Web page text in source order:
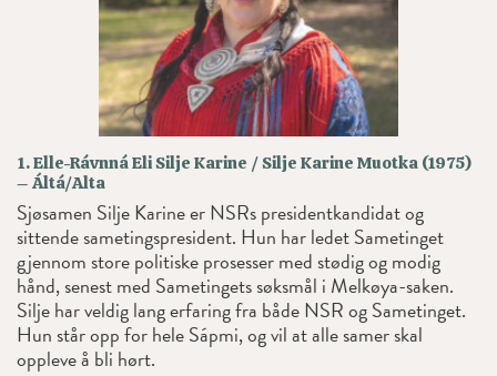
1. Elle-Rávnná Eli Silje Karine / Silje Karine Muotka (1975)
– Áltá/Alta
Sjøsamen Silje Karine er NSRs presidentkandidat og
sittende sametingspresident. Hun har ledet Sametinget
gjennom store politiske prosesser med stødig og modig
hånd, senest med Sametingets søksmål i Melkøya-saken.
Silje har veldig lang erfaring fra både NSR og Sametinget.
Hun står opp for hele Sápmi, og vil at alle samer skal
oppleve å bli hørt.